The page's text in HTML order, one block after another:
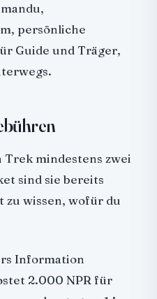
persönliche
Guide und Träger,
mindestens zwei
sind sie bereits
zu wissen, wofür du
Information
2.000 NPR für